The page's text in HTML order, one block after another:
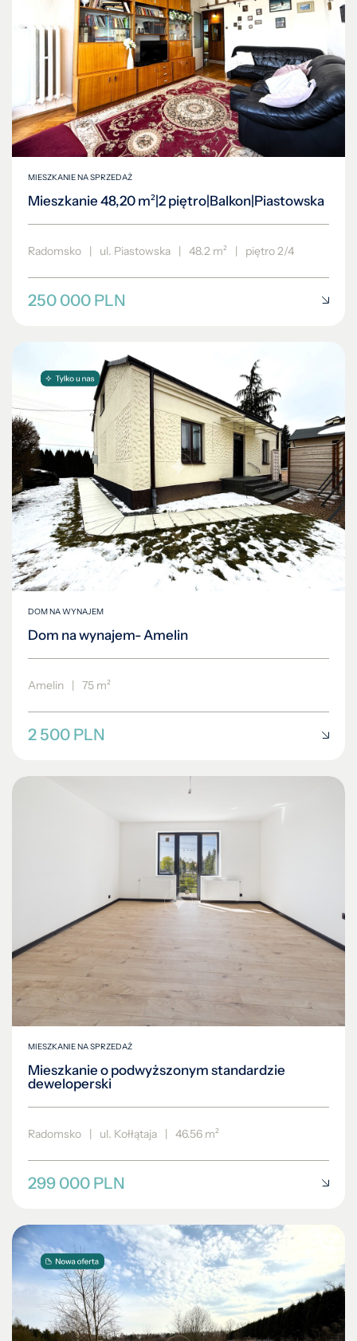
MIESZKANIE NA SPRZEDAŻ
Mieszkanie 48,20 m²|2 piętro|Balkon|Piastowska
Radomsko | ul. Piastowska | 48.2 m² | piętro 2/4
250 000 PLN
DOM NA WYNAJEM
Dom na wynajem- Amelin
Amelin | 75 m²
2 500 PLN
MIESZKANIE NA SPRZEDAŻ
Mieszkanie o podwyższonym standardzie
deweloperski
Radomsko | ul. Kołłątaja | 46.56 m²
299 000 PLN